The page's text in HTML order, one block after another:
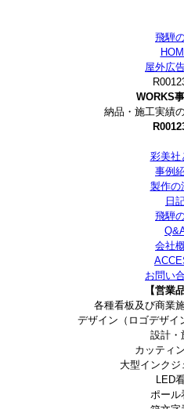
飛騨
屋外広
WORKS
納品・施工実績
彩美社
事例
製作の
日
飛騨
会社
お問い
【営業
各種看板及び商業
デザイン（ロゴデザイ
設計・
カッティ
大型インクジ
LED
ポール